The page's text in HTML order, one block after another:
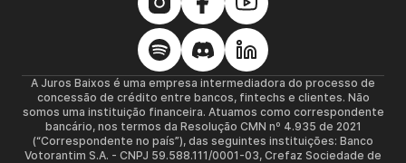
A Juros Baixos é uma empresa intermediadora do processo de
concessão de crédito entre bancos, fintechs e clientes. Não
somos uma instituição financeira. Atuamos como correspondente
bancário, nos termos da Resolução CMN nº 4.935 de 2021
(“Correspondente no país”), das seguintes instituições: Banco
Votorantim S.A. - CNPJ 59.588.111/0001-03, Crefaz Sociedade de